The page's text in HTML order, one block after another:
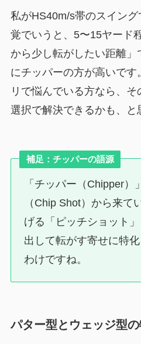
私がHS40m/s帯のスイン
覚でいうと、5〜15ヤード
から少し転がしたい距離
にチッパーの方が高いです
リで悩んでいる方なら、
選択で解決できるかも、と
補足：チッパーの語源
「チッパー（Chipper）
（Chip Shot）から来て
げる「ピッチショット
出して転がす寄せに特
わけですね。
パター型とウェッジ型